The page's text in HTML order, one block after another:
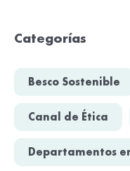
Categorías
Besco Sostenible
Canal de Ética
Departamentos